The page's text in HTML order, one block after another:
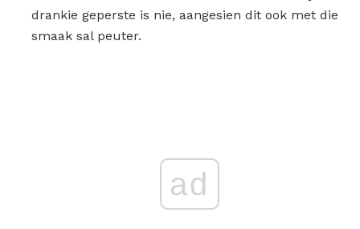
drankie geperste is nie, aangesien dit ook met die
smaak sal peuter.
ad